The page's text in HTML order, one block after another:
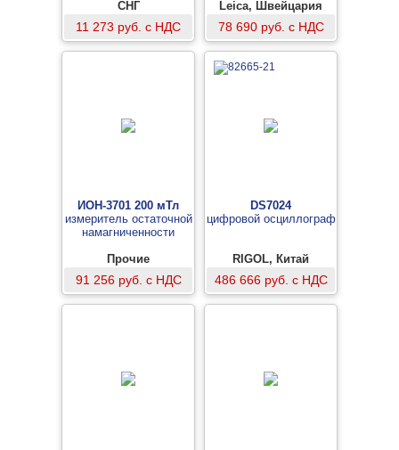
СНГ
11 273 руб. с НДС
Leica, Швейцария
78 690 руб. с НДС
ИОН-3701 200 мТл
измеритель остаточной
намагниченности
Прочие
91 256 руб. с НДС
DS7024
цифровой осциллограф
RIGOL, Китай
486 666 руб. с НДС